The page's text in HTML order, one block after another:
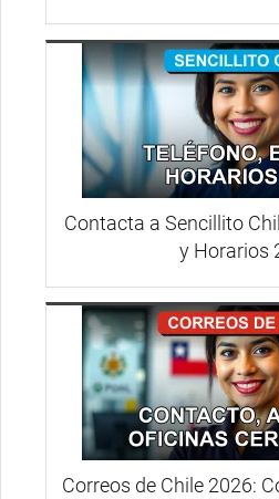
Contacta a Sencillito
y Horarios
Correos de Chile 2026: